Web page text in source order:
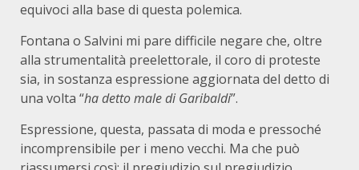
equivoci alla base di questa polemica.
Fontana o Salvini mi pare difficile negare che, oltre
alla strumentalità preelettorale, il coro di proteste
sia, in sostanza espressione aggiornata del detto di
una volta “ha detto male di Garibaldi”.
Espressione, questa, passata di moda e pressoché
incomprensibile per i meno vecchi. Ma che può